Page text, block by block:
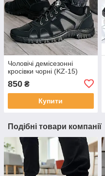
Чоловічі демісезонні
кросівки чорні (KZ-15)
850 ₴
Купити
Подібні товари компанії